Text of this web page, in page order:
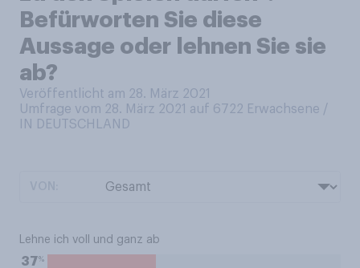
Befürworten Sie diese
Aussage oder lehnen Sie sie
ab?
Veröffentlicht am 28. März 2021
Umfrage vom 28. März 2021 auf 6722 Erwachsene /
IN DEUTSCHLAND
Lehne ich voll und ganz ab
37%